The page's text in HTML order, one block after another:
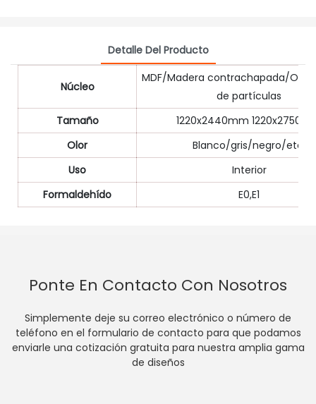
Detalle Del Producto
Núcleo
MDF/Madera contrachapada/
de partículas
Tamaño
1220x2440mm
Olor
Blanco/gris/negro/etc.
Uso
Interior
Formaldehído
E0,E1
Ponte En Contacto Con Nosotros
Simplemente deje su correo electrónico o número de
teléfono en el formulario de contacto para que podamos
enviarle una cotización gratuita para nuestra amplia gama
de diseños